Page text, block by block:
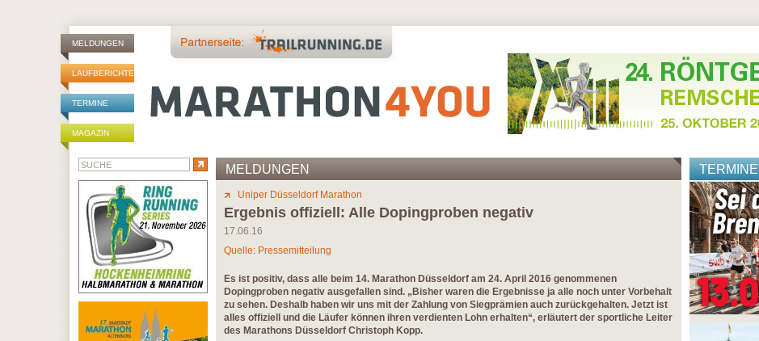
MELDUNGEN
LAUFBERICHTE
TERMINE
MAGAZIN
MELDUNGEN
Uniper Düsseldorf Marathon
Ergebnis offiziell: Alle Dopingproben negativ
17.06.16
Quelle: Pressemitteilung
Es ist positiv, dass alle beim 14. Marathon Düsseldorf am 24. April 2016 genommenen
Dopingproben negativ ausgefallen sind. „Bisher waren die Ergebnisse ja alle noch unter Vorbehalt
zu sehen. Deshalb haben wir uns mit der Zahlung von Siegprämien auch zurückgehalten. Jetzt ist
alles offiziell und die Läufer können ihren verdienten Lohn erhalten“, erläutert der sportliche Leiter
des Marathons Düsseldorf Christoph Kopp.
TERMINE